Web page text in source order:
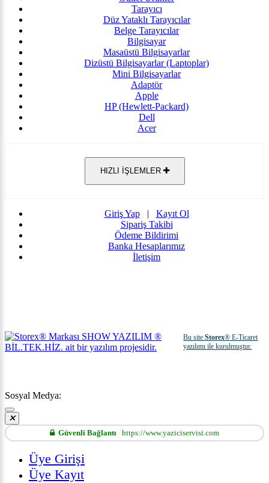
Tarayıcı
Düz Yataklı Tarayıcılar
Belge Tarayıcılar
Bilgisayar
Masaüstü Bilgisayarlar
Dizüstü Bilgisayarlar (Laptoplar)
Mini Bilgisayarlar
Adaptör
Apple
HP (Hewlett-Packard)
Dell
Acer
HIZLI İŞLEMLER
Giriş Yap| Kayıt Ol
Sipariş Takibi
Ödeme Bildirimi
Banka Hesaplarımız
İletişim
Bu siteStorex® E-Ticaret
yazılımı ile kurulmuştur.
Sosyal Medya:
Güvenli Bağlantı https://www.yaziciservisi.com
Üye Girişi
Üye Kayıt